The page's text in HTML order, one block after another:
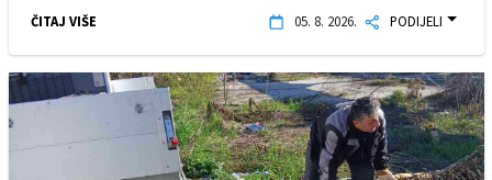
ČITAJ VIŠE 05. 8. 2026. PODIJELI